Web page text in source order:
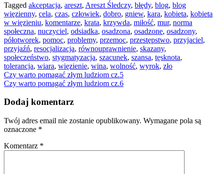
Tagged akceptacja, areszt, Areszt Śledczy, błędy, blog, blog
więzienny, cela, czas, człowiek, dobro, gniew, kara, kobieta, kobieta
w więzieniu, komentarze, krata, krzywda, miłość, mur, norma
społeczna, nuczyciel, odsiadka, osadzona, osadzone, osadzony,
półotworek, pomoc, problemy, przemoc, przestępstwo, przyjaciel,
przyjaźń, resocjalizacja, równouprawnienie, skazany,
społeczeństwo, stygmatyzacja, szacunek, szansa, tęsknota,
tolerancja, wiara, więzienie, wina, wolność, wyrok, zło
Nawigacja
wpisu
Czy warto pomagać złym ludziom cz.5
Czy warto pomagać złym ludziom cz.6
Dodaj komentarz
Twój adres email nie zostanie opublikowany. Wymagane pola są
oznaczone *
Komentarz *